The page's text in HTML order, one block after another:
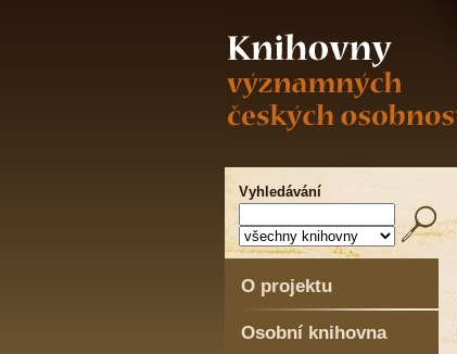
Vyhledávání
O projektu
Osobní knihovna